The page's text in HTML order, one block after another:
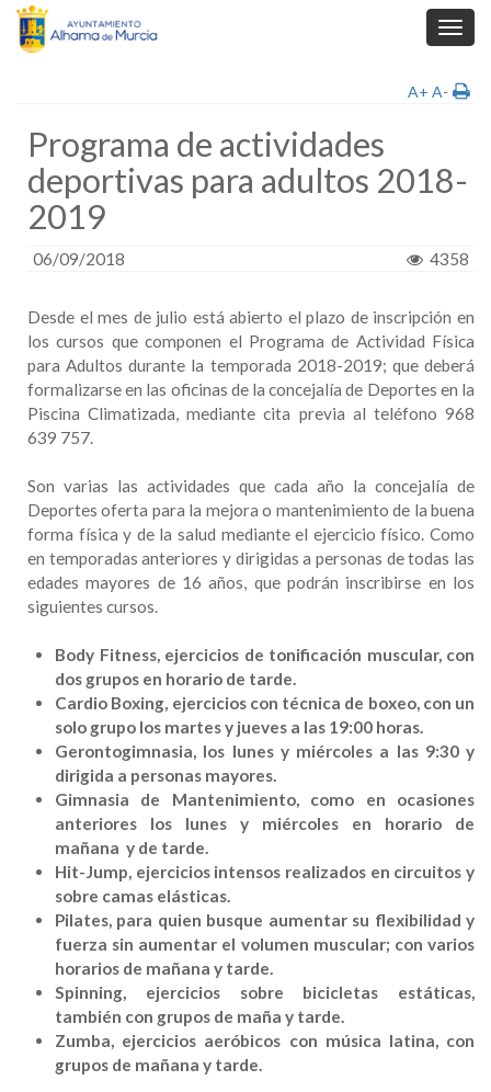
A+ A-
Programa de actividades
deportivas para adultos 2018-
2019
06/09/2018 4358
Desde el mes de julio está abierto el plazo de inscripción en
los cursos que componen el Programa de Actividad Física
para Adultos durante la temporada 2018-2019; que deberá
formalizarse en las oficinas de la concejalía de Deportes en la
Piscina Climatizada, mediante cita previa al teléfono 968
639 757.
Son varias las actividades que cada año la concejalía de
Deportes oferta para la mejora o mantenimiento de la buena
forma física y de la salud mediante el ejercicio físico. Como
en temporadas anteriores y dirigidas a personas de todas las
edades mayores de 16 años, que podrán inscribirse en los
siguientes cursos.
Body Fitness, ejercicios de tonificación muscular, con
dos grupos en horario de tarde.
Cardio Boxing, ejercicios con técnica de boxeo, con un
solo grupo los martes y jueves a las 19:00 horas.
Gerontogimnasia, los lunes y miércoles a las 9:30 y
dirigida a personas mayores.
Gimnasia de Mantenimiento, como en ocasiones
anteriores los lunes y miércoles en horario de
mañana y de tarde.
Hit-Jump, ejercicios intensos realizados en circuitos y
sobre camas elásticas.
Pilates, para quien busque aumentar su flexibilidad y
fuerza sin aumentar el volumen muscular; con varios
horarios de mañana y tarde.
Spinning, ejercicios sobre bicicletas estáticas,
también con grupos de maña y tarde.
Zumba, ejercicios aeróbicos con música latina, con
grupos de mañana y tarde.